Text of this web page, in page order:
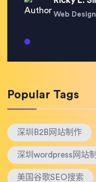
Web
Popular Tags
深圳B2B网站制作
深圳wordpress网站
美国谷歌SEO搜索